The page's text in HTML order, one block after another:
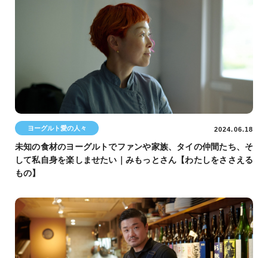
ヨーグルト愛の人々 2024.06.18
未知の食材のヨーグルトでファンや家族、タイの仲間たち、そ
して私自身を楽しませたい｜みもっとさん【わたしをささえる
もの】